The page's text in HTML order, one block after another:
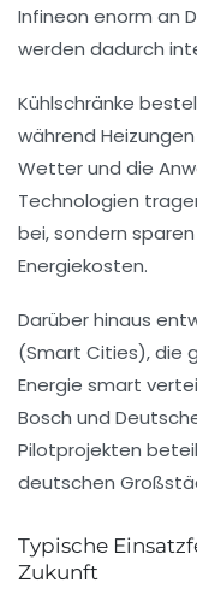
Infineon enorm an
werden dadurch
Kühlschränke
während
Wetter und die
Technologien
bei, sondern
Energiekosten.
Darüber hinaus
(Smart Cities), die
Energie smart
Bosch und
Pilotprojekten
deutschen
Typische
Zukunft